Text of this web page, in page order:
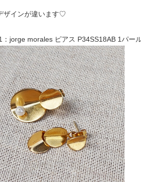
ザインが違います♡
：jorge morales ピアス P34SS18AB 1パー